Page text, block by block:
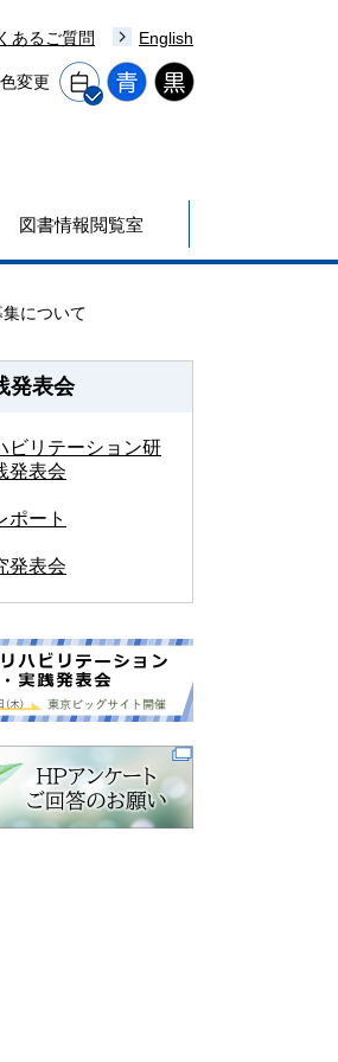
あるご質問 English
変更
図書情報閲覧室
について
発表会
ビリテーション研
発表会
ポート
発表会